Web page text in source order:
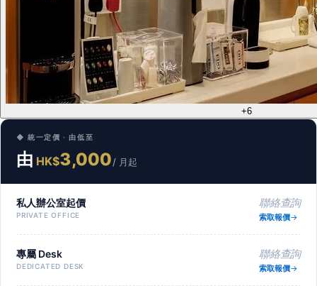
+6
◆ 統一定價 · 由低至
由 HK$3,000/ 月起
私人辦公室起價
PRIVATE OFFICE
聯絡查詢
索取報價
專屬 Desk
DEDICATED DESK
聯絡查詢
索取報價